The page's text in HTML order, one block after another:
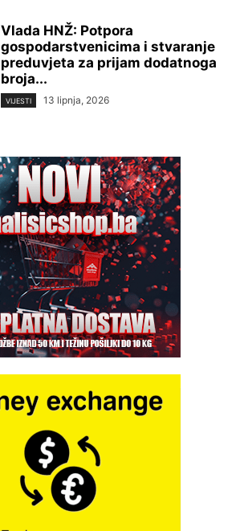
Vlada HNŽ: Potpora
gospodarstvenicima i stvaranje
preduvjeta za prijam dodatnoga
broja...
VIJESTI 13 lipnja, 2026